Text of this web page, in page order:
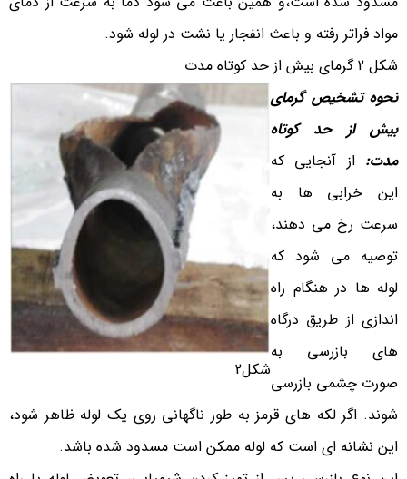
مواد فراتر رفته و باعث انفجار یا نشت در لوله شود.
شکل 2 گرمای بیش از حد کوتاه مدت
شکل2
نحوه تشخیص گرمای
بیش از حد کوتاه
مدت: از آنجایی که
این خرابی ها به
سرعت رخ می دهند،
توصیه می شود که
لوله ها در هنگام راه
اندازی از طریق درگاه
های بازرسی به
صورت چشمی بازرسی
شوند. اگر لکه های قرمز به طور ناگهانی روی یک لوله ظاهر شود،
این نشانه ای است که لوله ممکن است مسدود شده باشد.